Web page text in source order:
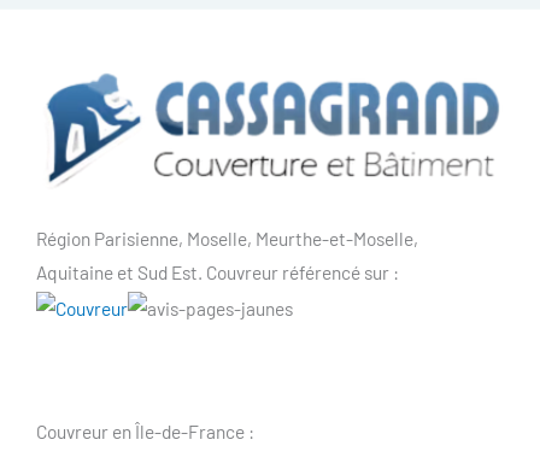
Région Parisienne, Moselle, Meurthe-et-Moselle,
Aquitaine et Sud Est. Couvreur référencé sur :
Couvreur en Île-de-France :